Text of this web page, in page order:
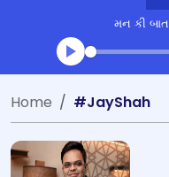
મન કી બાત
Home #JayShah